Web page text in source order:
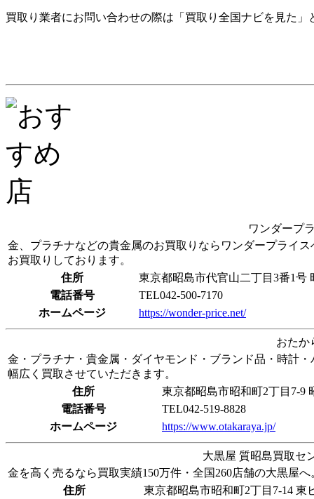
買取り業者にお問い合わせの際は「買取り全国ナビを見た」
ワンダープ
金、プラチナなどの貴金属のお買取りならワンダープライ
お買取りしております。
住所
東京都昭島市代官山二丁目3番1号
電話番号
TEL042-500-7170
ホームページ
https://wonder-price.net/
おた
金・プラチナ・貴金属・ダイヤモンド・ブランド品・時計
幅広く買取させていただきます。
住所
東京都昭島市昭和町2丁目7-9
電話番号
TEL042-519-8828
ホームページ
https://www.otakaraya.jp/
大黒屋 質昭島買取セ
金を高く売るなら買取実績150万件・全国260店舗の大黒屋
住所
東京都昭島市昭和町2丁目7-14 東